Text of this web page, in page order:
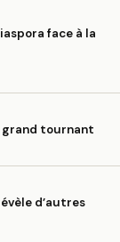
face à la
grand tournant
d’autres